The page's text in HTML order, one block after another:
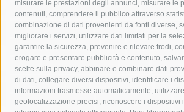
misurare le prestazioni degli annunci, misurare le
contenuti, comprendere il pubblico attraverso
combinazione di dati provenienti da fonti diverse,
migliorare i servizi, utilizzare dati limitati per la
garantire la sicurezza, prevenire e rilevare frodi,
erogare e presentare pubblicità e contenuto,
scelte sulla privacy, abbinare e combinare dati
di dati, collegare diversi dispositivi, identificare i
informazioni trasmesse automaticamente,
geolocalizzazione precisi, riconoscere i dispositivi
comune di sorrento
concerto
contagi
costiera amalfitana
covid-19 eav
fondazione sorrento
gori guardia
lavori
lorenzo balducelli mare
massa
massimo coppola
Meta napoli
penisola sorrentina
piano di sorrento